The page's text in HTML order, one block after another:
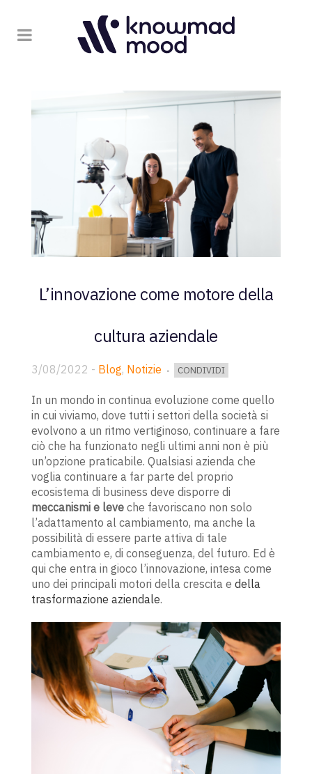
L’innovazione come motore della
cultura aziendale
3/08/2022 - Blog, Notizie CONDIVIDI
In un mondo in continua evoluzione come quello
in cui viviamo, dove tutti i settori della società si
evolvono a un ritmo vertiginoso, continuare a fare
ciò che ha funzionato negli ultimi anni non è più
un’opzione praticabile. Qualsiasi azienda che
voglia continuare a far parte del proprio
ecosistema di business deve disporre di
meccanismi e leveche favoriscano non solo
l’adattamento al cambiamento, ma anche la
possibilità di essere parte attiva di tale
cambiamento e, di conseguenza, del futuro. Ed è
qui che entra in gioco l’innovazione, intesa come
uno dei principali motori della crescita e della
trasformazione aziendale.